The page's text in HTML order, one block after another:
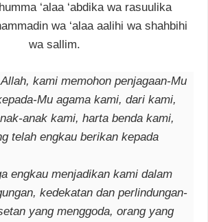
‘alaa ‘abdika wa rasuulika
wa ‘alaa aalihi wa shahbihi
wa sallim.
Allah, kami memohon penjagaan-Mu
Mu agama kami, dari kami,
anak kami, harta benda kami,
telah engkau berikan kepada
engkau menjadikan kami dalam
kedekatan dan perlindungan-
yang menggoda, orang yang